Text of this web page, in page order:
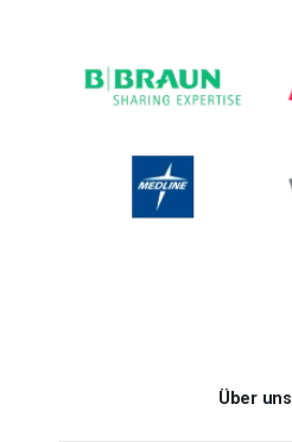
Über uns